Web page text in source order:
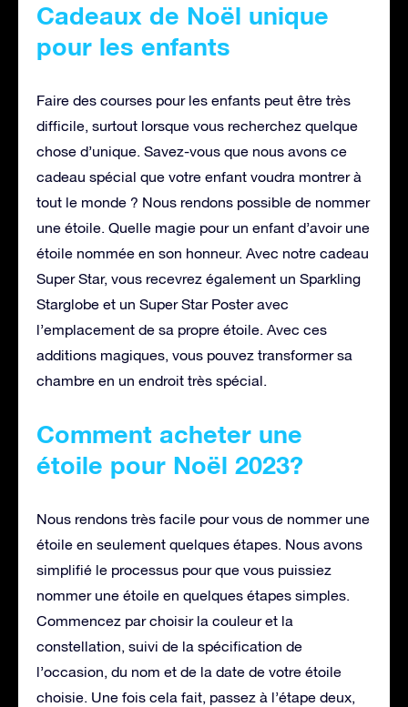
Cadeaux de Noël unique
pour les enfants
Faire des courses pour les enfants peut être très
difficile, surtout lorsque vous recherchez quelque
chose d’unique. Savez-vous que nous avons ce
cadeau spécial que votre enfant voudra montrer à
tout le monde ? Nous rendons possible de nommer
une étoile. Quelle magie pour un enfant d’avoir une
étoile nommée en son honneur. Avec notre cadeau
Super Star, vous recevrez également un Sparkling
Starglobe et un Super Star Poster avec
l’emplacement de sa propre étoile. Avec ces
additions magiques, vous pouvez transformer sa
chambre en un endroit très spécial.
Comment acheter une
étoile pour Noël 2023?
Nous rendons très facile pour vous de nommer une
étoile en seulement quelques étapes. Nous avons
simplifié le processus pour que vous puissiez
nommer une étoile en quelques étapes simples.
Commencez par choisir la couleur et la
constellation, suivi de la spécification de
l’occasion, du nom et de la date de votre étoile
choisie. Une fois cela fait, passez à l’étape deux,